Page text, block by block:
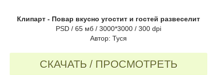
Клипарт - Повар вкусно угостит и гостей развеселит
PSD / 65 мб / 3000*3000 / 300 dpi
Автор: Туся
СКАЧАТЬ / ПРОСМОТРЕТЬ